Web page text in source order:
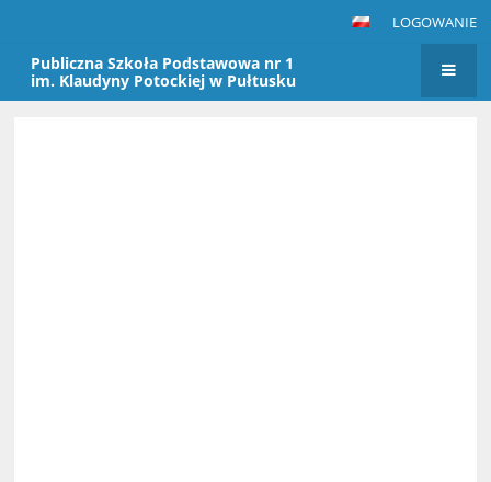
LOGOWANIE
Publiczna Szkoła Podstawowa nr 1
im. Klaudyny Potockiej w Pułtusku